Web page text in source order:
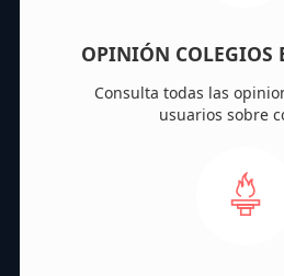
OPINIÓN COLEGIOS
Consulta todas las
usuarios sobre